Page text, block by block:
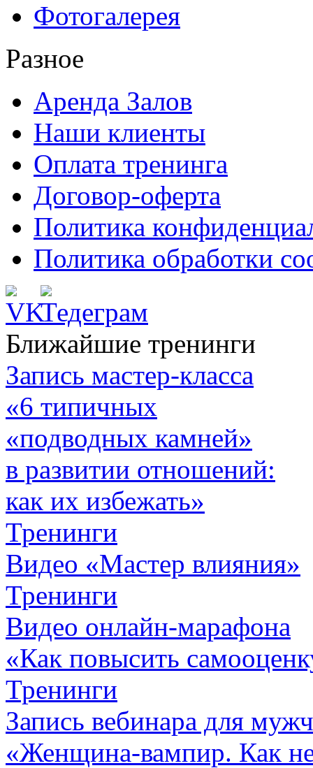
Фотогалерея
Разное
Аренда Залов
Наши клиенты
Оплата тренинга
Договор-оферта
Политика
Политика обработки
Ближайшие тренинги
Запись мастер-класса
«6 типичных
«подводных камней»
в развитии отношений:
как их избежать»
Тренинги
Видео «Мастер влияния»
Тренинги
Видео онлайн-марафона
«Как повысить
Тренинги
Запись вебинара для
«Женщина-вампир. Как не